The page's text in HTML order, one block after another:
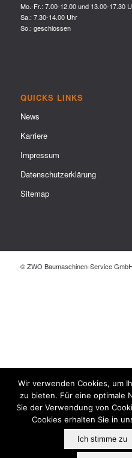
Mo.-Fr.: 7.00-12.00 und 13.00-17.30
Sa.: 7.30-14.00 Uhr
So.: geschlossen
QUICKS LINKS
News
Karriere
Impressum
Datenschutzerklärung
Sitemap
© ZWO Baumaschinen-Service
Wir verwenden Cookies, um
zu bieten. Für eine optimale
Sie der Verwendung von
Cookies erhalten Sie in
Ich stimme zu